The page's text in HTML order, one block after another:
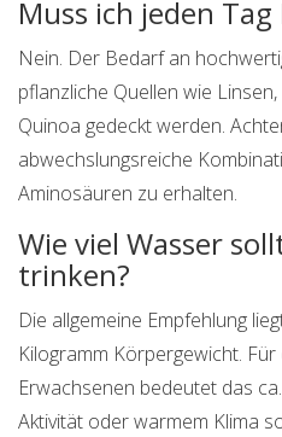
Muss ich jeden Tag
Nein. Der Bedarf an
pflanzliche Quellen wie
Quinoa gedeckt werden.
abwechslungsreiche
Aminosäuren zu erhalten.
Wie viel Wasser
trinken?
Die allgemeine Empfehlung
Kilogramm Körpergewicht.
Erwachsenen bedeutet das
Aktivität oder warmem Klima